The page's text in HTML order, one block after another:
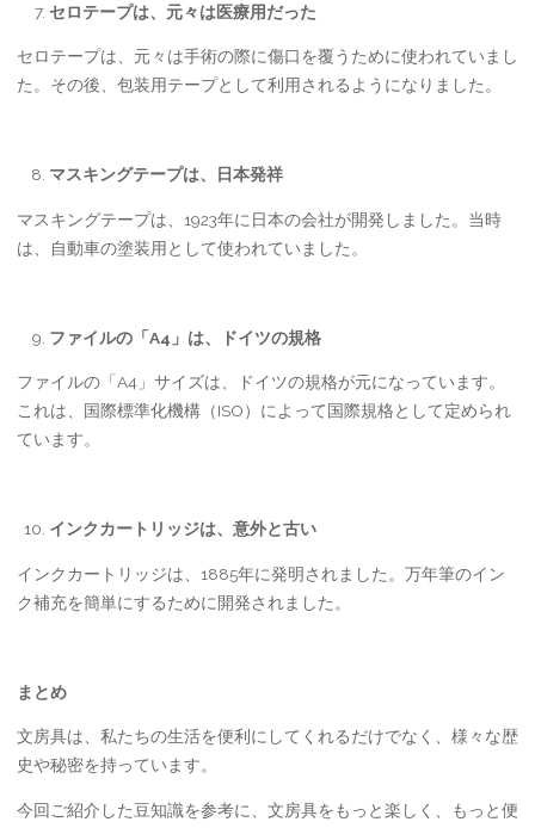
セロテープは、元々は医療用だった
セロテープは、元々は手術の際に傷口を覆うために使われていまし
た。その後、包装用テープとして利用されるようになりました。
マスキングテープは、日本発祥
マスキングテープは、1923年に日本の会社が開発しました。当時
は、自動車の塗装用として使われていました。
ファイルの「 A4 」は、ドイツの規格
ファイルの「A4」サイズは、ドイツの規格が元になっています。
これは、国際標準化機構（ISO）によって国際規格として定められ
ています。
インクカートリッジは、意外と古い
インクカートリッジは、1885年に発明されました。万年筆のイン
ク補充を簡単にするために開発されました。
まとめ
文房具は、私たちの生活を便利にしてくれるだけでなく、様々な歴
史や秘密を持っています。
今回ご紹介した豆知識を参考に、文房具をもっと楽しく、もっと便